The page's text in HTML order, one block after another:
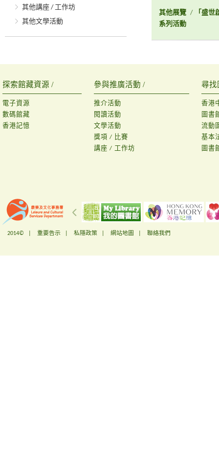
其他講座 / 工作坊
其他文學活動
其他展覽 /
「盛
系列活動
探索館藏資源 /
電子資源
數碼館藏
香港記憶
參與推廣活動 /
推介活動
閱讀活動
文學活動
獎項 / 比賽
講座 / 工作坊
尋找
香港
圖書
流動
基本
圖書
2014© | 重要告示 私隱政策 網站地圖 聯絡我們